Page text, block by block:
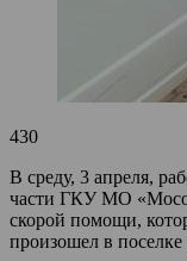
430
В среду, 3 апреля,
части ГКУ МО
скорой помощи,
произошел в